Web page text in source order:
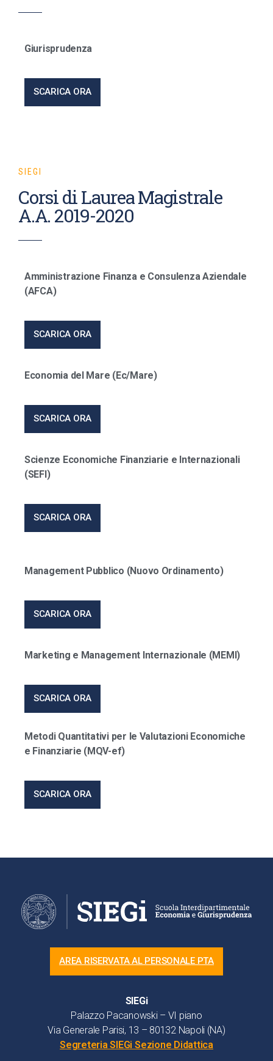
Giurisprudenza
SCARICA ORA
SIEGI
Corsi di Laurea Magistrale
A.A. 2019-2020
Amministrazione Finanza e Consulenza Aziendale
(AFCA)
SCARICA ORA
Economia del Mare (Ec/Mare)
SCARICA ORA
Scienze Economiche Finanziarie e Internazionali
(SEFI)
SCARICA ORA
Management Pubblico (Nuovo Ordinamento)
SCARICA ORA
Marketing e Management Internazionale (MEMI)
SCARICA ORA
Metodi Quantitativi per le Valutazioni Economiche
e Finanziarie (MQV-ef)
SCARICA ORA
AREA RISERVATA AL PERSONALE PTA
SIEGi
Palazzo Pacanowski – VI piano
Via Generale Parisi, 13 – 80132 Napoli (NA)
Segreteria SIEGi Sezione Didattica